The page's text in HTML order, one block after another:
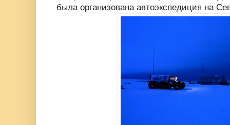
была организована автоэкспедиция на